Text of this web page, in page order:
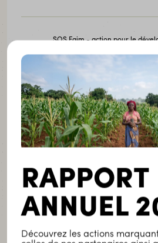
SOS Faim - action pour le
vous envoyer sa newsletter,
RAPPORT
ANNUEL
Découvrez les actions